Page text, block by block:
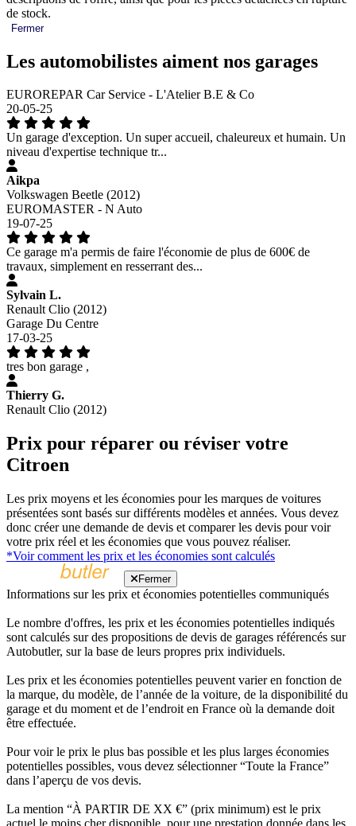
de stock.
Fermer
Les automobilistes aiment nos garages
EUROREPAR Car Service - L'Atelier B.E & Co
20-05-25
Un garage d'exception. Un super accueil, chaleureux et humain. Un
niveau d'expertise technique tr...
Aikpa
Volkswagen Beetle (2012)
EUROMASTER - N Auto
19-07-25
Ce garage m'a permis de faire l'économie de plus de 600€ de
travaux, simplement en resserrant des...
Sylvain L.
Renault Clio (2012)
Garage Du Centre
17-03-25
tres bon garage ,
Thierry G.
Renault Clio (2012)
Prix pour réparer ou réviser votre
Citroen
Les prix moyens et les économies pour les marques de voitures
présentées sont basés sur différents modèles et années. Vous devez
donc créer une demande de devis et comparer les devis pour voir
votre prix réel et les économies que vous pouvez réaliser.
*Voir comment les prix et les économies sont calculés
Fermer
Informations sur les prix et économies potentielles communiqués
Le nombre d'offres, les prix et les économies potentielles indiqués
sont calculés sur des propositions de devis de garages référencés sur
Autobutler, sur la base de leurs propres prix individuels.
Les prix et les économies potentielles peuvent varier en fonction de
la marque, du modèle, de l’année de la voiture, de la disponibilité du
garage et du moment et de l’endroit en France où la demande doit
être effectuée.
Pour voir le prix le plus bas possible et les plus larges économies
potentielles possibles, vous devez sélectionner “Toute la France”
dans l’aperçu de vos devis.
La mention “À PARTIR DE XX €” (prix minimum) est le prix